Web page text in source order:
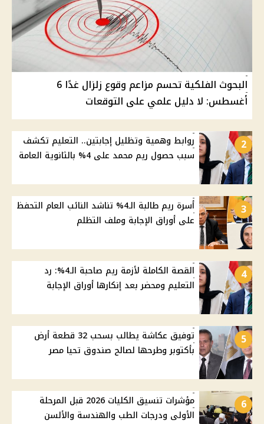
البحوث الفلكية تحسم مزاعم وقوع زلزال غدًا 6
أغسطس: لا دليل علمي على التوقعات
2
روابط وهمية وتظليل إجابتين.. التعليم تكشف
سبب حصول ريم محمد على 4% بالثانوية العامة
3
أسرة ريم طالبة الـ4% تناشد النائب العام التحفظ
على أوراق الإجابة وملف التظلم
4
القصة الكاملة لأزمة ريم صاحبة الـ4%: رد
التعليم ومحضر بعد إنكارها أوراق الإجابة
5
توفيق عكاشة يطالب بسحب 32 قطعة أرض
بأكتوبر وطرحها لصالح صندوق تحيا مصر
6
مؤشرات تنسيق الكليات 2026 قبل المرحلة
الأولى ودرجات الطب والهندسة والألسن